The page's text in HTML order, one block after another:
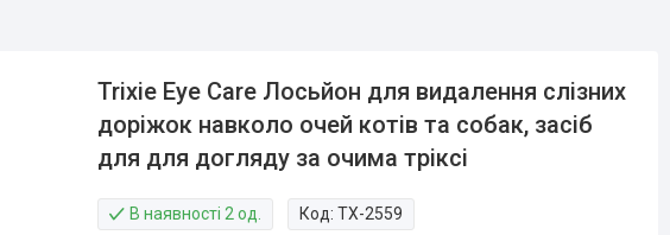
Trixie Eye Care Лосьйон для видалення слізних
доріжок навколо очей котів та собак, засіб
для для догляду за очима тріксі
В наявності 2 од. Код:TX-2559